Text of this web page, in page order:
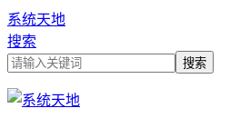
系统天地
搜索